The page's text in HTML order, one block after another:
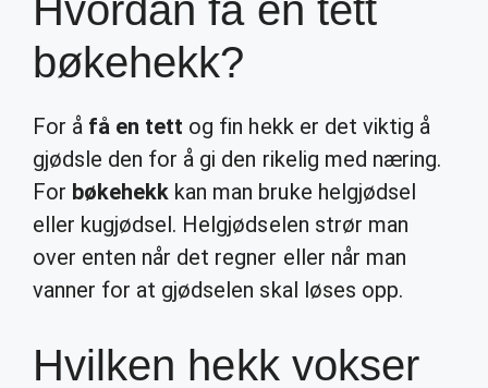
Hvordan få en tett
bøkehekk?
For å få en tett og fin hekk er det viktig å
gjødsle den for å gi den rikelig med næring.
For bøkehekk kan man bruke helgjødsel
eller kugjødsel. Helgjødselen strør man
over enten når det regner eller når man
vanner for at gjødselen skal løses opp.
Hvilken hekk vokser